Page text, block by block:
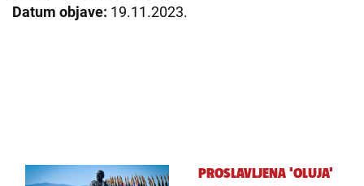
Datum objave: 19.11.2023.
PROSLAVLJENA 'OLUJA'